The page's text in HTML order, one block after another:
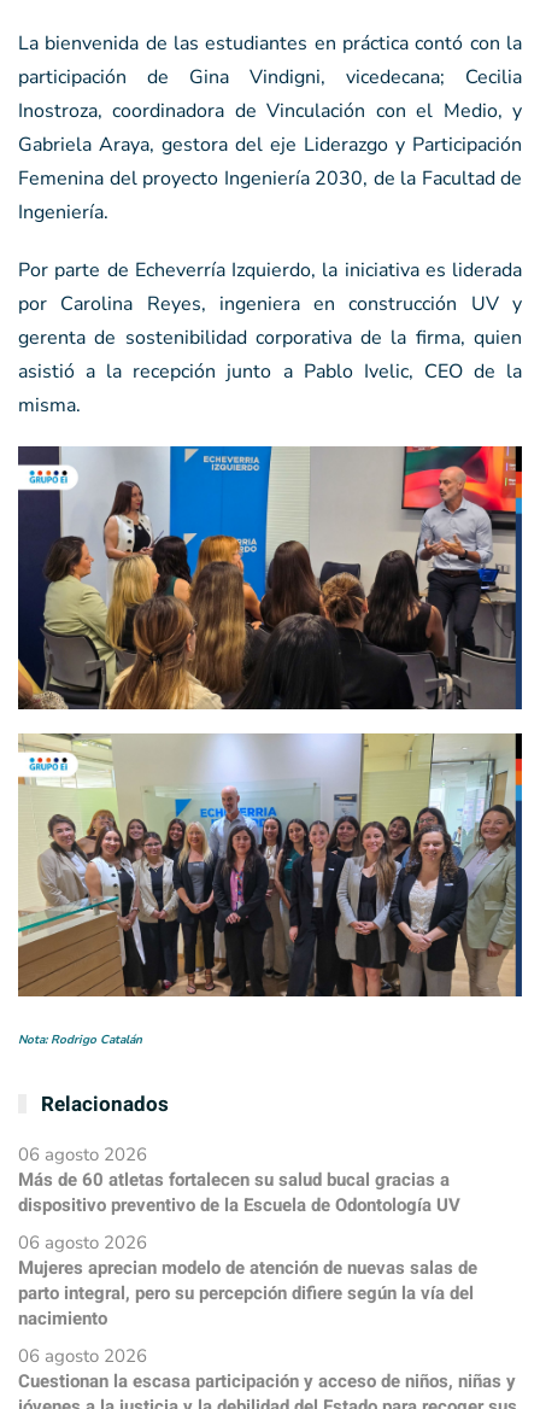
La bienvenida de las estudiantes en práctica contó con la
participación de Gina Vindigni, vicedecana; Cecilia
Inostroza, coordinadora de Vinculación con el Medio, y
Gabriela Araya, gestora del eje Liderazgo y Participación
Femenina del proyecto Ingeniería 2030, de la Facultad de
Ingeniería.
Por parte de Echeverría Izquierdo, la iniciativa es liderada
por Carolina Reyes, ingeniera en construcción UV y
gerenta de sostenibilidad corporativa de la firma, quien
asistió a la recepción junto a Pablo Ivelic, CEO de la
misma.
Nota: Rodrigo Catalán
Relacionados
06 agosto 2026
Más de 60 atletas fortalecen su salud bucal gracias a
dispositivo preventivo de la Escuela de Odontología UV
06 agosto 2026
Mujeres aprecian modelo de atención de nuevas salas de
parto integral, pero su percepción difiere según la vía del
nacimiento
06 agosto 2026
Cuestionan la escasa participación y acceso de niños, niñas y